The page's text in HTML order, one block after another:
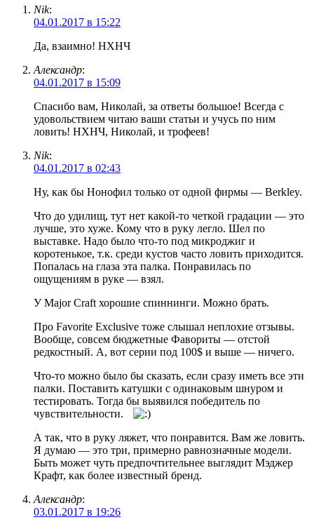
Nik:
04.01.2017 в 15:22
Да, взаимно! НХНЧ
Александр:
04.01.2017 в 15:09
Спасибо вам, Николай, за ответы большое! Всегда с
удовольствием читаю ваши статьи и учусь по ним
ловить! НХНЧ, Николай, и трофеев!
Nik:
04.01.2017 в 02:43
Ну, как бы Нонофил только от одной фирмы — Berkley.
Что до удилищ, тут нет какой-то четкой градации — это
лучше, это хуже. Кому что в руку легло. Шел по
выставке. Надо было что-то под микроджиг и
коротенькое, т.к. среди кустов часто ловить приходится.
Попалась на глаза эта палка. Понравилась по
ощущениям в руке — взял.
У Major Craft хорошие спиннинги. Можно брать.
Про Favorite Exclusive тоже слышал неплохие отзывы.
Вообще, совсем бюджетные Фавориты — отстой
редкостный. А, вот серии под 100$ и выше — ничего.
Что-то можно было бы сказать, если сразу иметь все эти
палки. Поставить катушки с одинаковым шнуром и
тестировать. Тогда бы выявился победитель по
чувствительности.
А так, что в руку ляжет, что понравится. Вам же ловить.
Я думаю — это три, примерно равнозначные модели.
Быть может чуть предпочтительнее выглядит Мэджер
Крафт, как более известный бренд.
Александр:
03.01.2017 в 19:26